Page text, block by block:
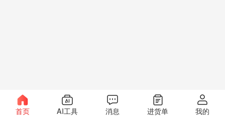
首页 AI工具 消息 进货单 我的